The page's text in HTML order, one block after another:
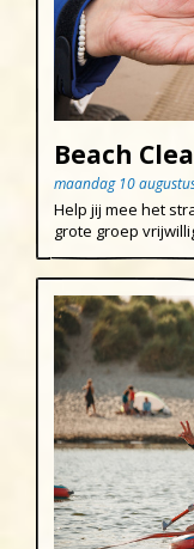
Beach
maandag 10
Help jij mee het
grote groep